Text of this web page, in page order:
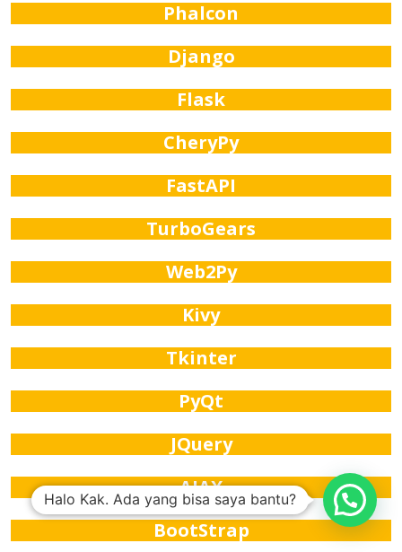
Phalcon
Django
Flask
CheryPy
FastAPI
TurboGears
Web2Py
Kivy
Tkinter
PyQt
JQuery
AJAX
BootStrap
Halo Kak. Ada yang bisa saya bantu?